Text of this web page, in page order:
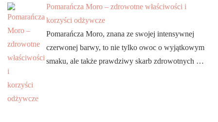
Pomarańcza Moro – zdrowotne właściwości i
korzyści odżywcze
Pomarańcza Moro, znana ze swojej intensywnej
czerwonej barwy, to nie tylko owoc o wyjątkowym
smaku, ale także prawdziwy skarb zdrowotnych …